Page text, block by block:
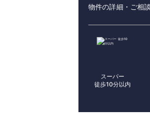
物件の詳細・ご相
スーパー
徒歩10分以内